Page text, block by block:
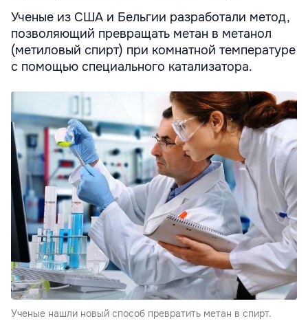
Ученые из США и Бельгии разработали метод,
позволяющий превращать метан в метанол
(метиловый спирт) при комнатной температуре
с помощью специального катализатора.
Ученые нашли новый способ превратить метан в спирт.